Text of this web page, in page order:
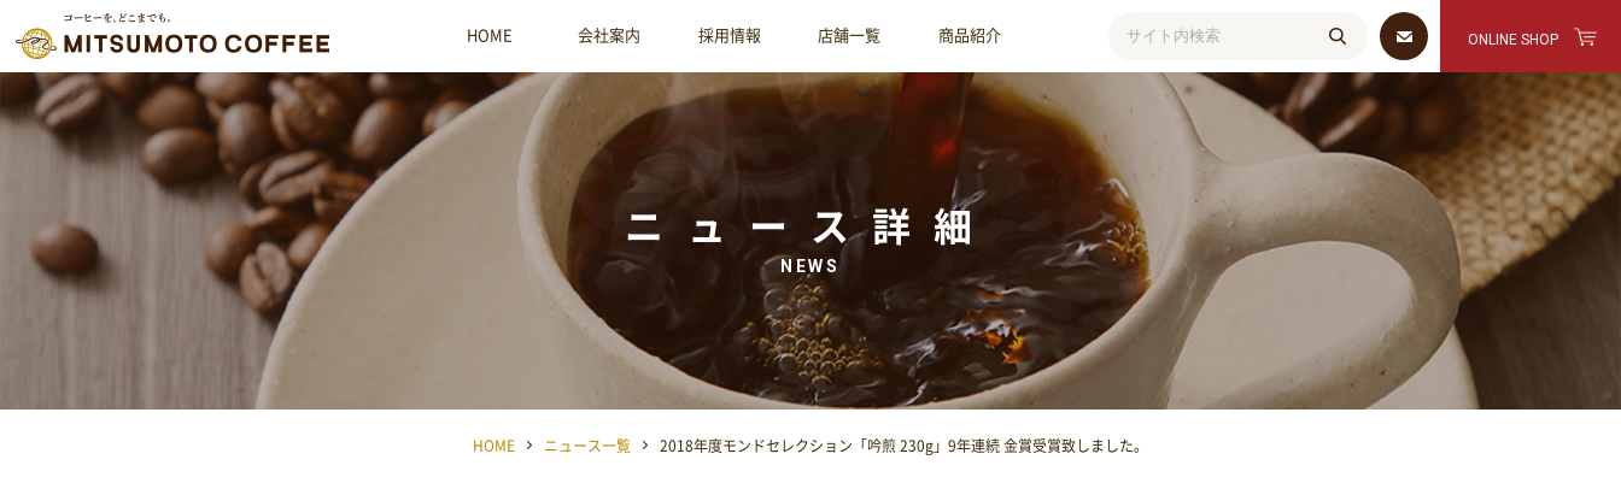
MMC 三本珈琲株式会社
HOME 会社案内 採用情報 店舗一覧 商品紹介 ONLINE SHOP
ニュース詳細
NEWS
HOME ニュース一覧 2018年度モンドセレクション「吟煎 230g」9年連続 金賞受賞致しました。